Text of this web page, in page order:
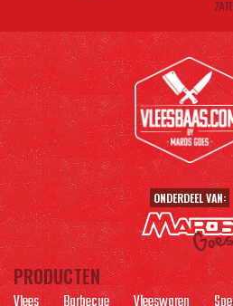
ONDERDEEL VAN:
PRODUCTEN